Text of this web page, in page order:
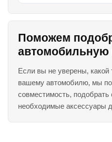
Поможем
автомобильную
Если вы не уверены, какой
вашему автомобилю, мы
совместимость, подобрать
необходимые аксессуары